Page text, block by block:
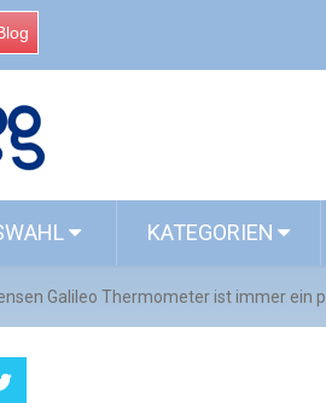
KATEGORIEN
Galileo Thermometer ist immer ein